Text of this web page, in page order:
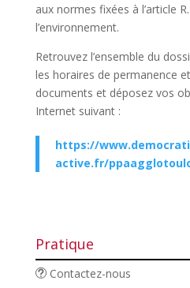
aux normes fixées à l’article
l’environnement.
Retrouvez l’ensemble du
les horaires de permanence
documents et déposez vos
Internet suivant :
https://
active.fr/
Pratique
Contactez-nous